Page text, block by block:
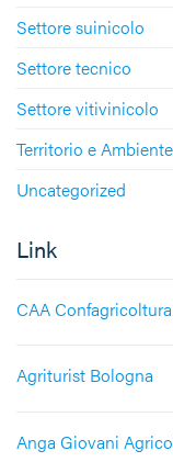
Settore suinicolo
Settore tecnico
Settore vitivinicolo
Territorio e Ambiente
Uncategorized
Link
CAA
Agriturist Bologna
Anga Giovani